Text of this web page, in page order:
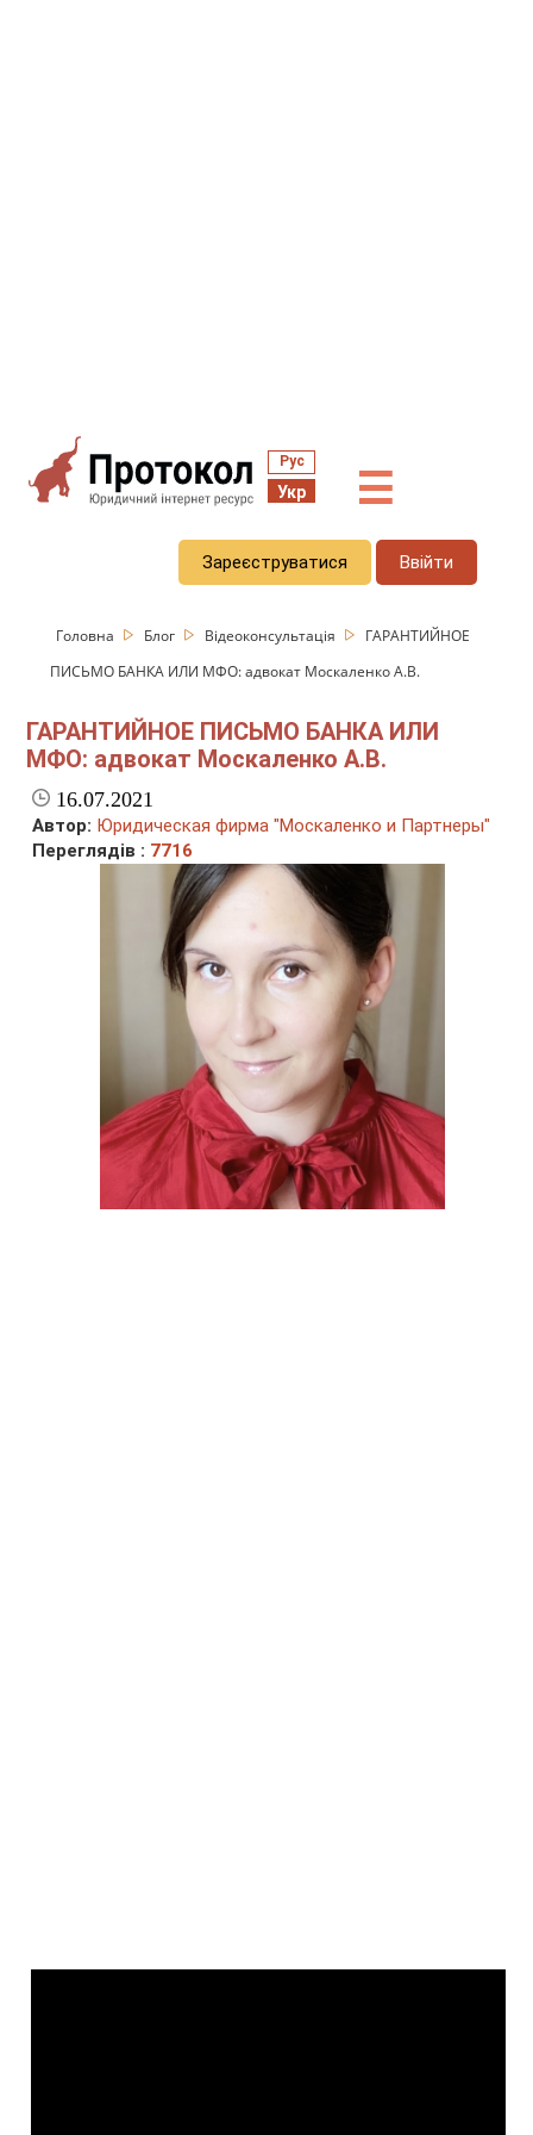
Рус
Укр ☰
Зареєструватися Ввійти
Головна Блог Відеоконсультація
ГАРАНТИЙНОЕ
ПИСЬМО БАНКА ИЛИ МФО: адвокат Москаленко А.В.
ГАРАНТИЙНОЕ ПИСЬМО БАНКА ИЛИ
МФО: адвокат Москаленко А.В.
16.07.2021
Автор: Юридическая фирма "Москаленко и Партнеры"
Переглядів : 7716